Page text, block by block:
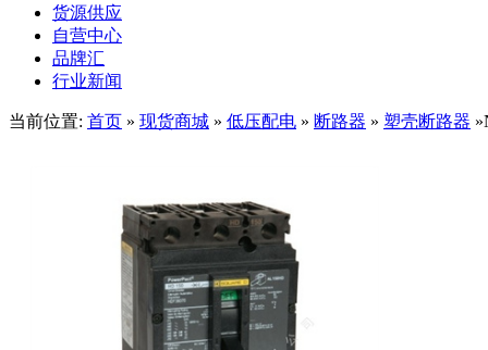
货源供应
自营中心
品牌汇
行业新闻
当前位置: 首页 » 现货商城 » 低压配电 » 断路器 » 塑壳断路器